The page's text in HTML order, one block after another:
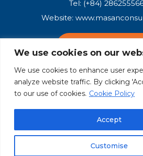
We use cookies on our
We use cookies to enhance user
analyze website traffic. By clicking
to our use of cookies. Cookie Policy
Customise
Accept
Tel: (+84)
Website:
Hệ Sinh Thái
Masan Group